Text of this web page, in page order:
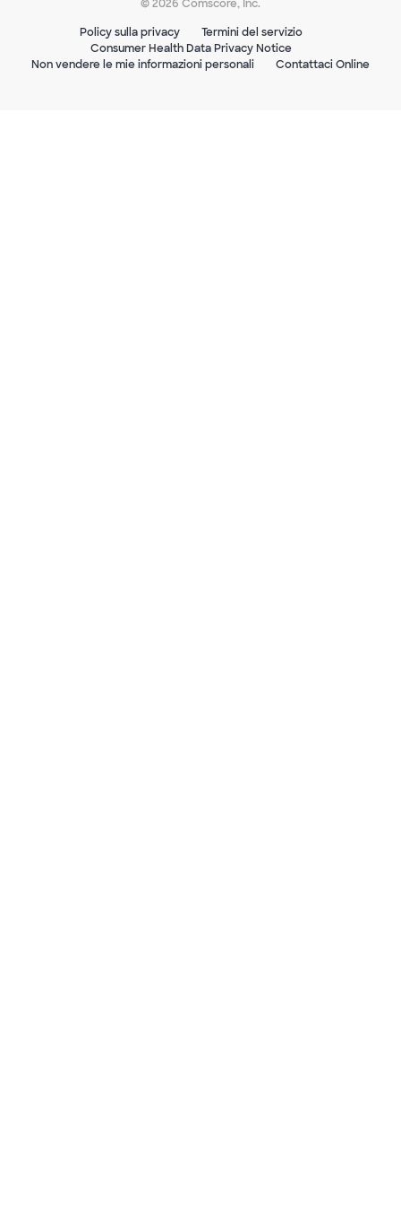
© 2026 Comscore, Inc.
Policy sulla privacy
Termini del servizio
Consumer Health Data Privacy Notice
Non vendere le mie informazioni personali
Contattaci Online